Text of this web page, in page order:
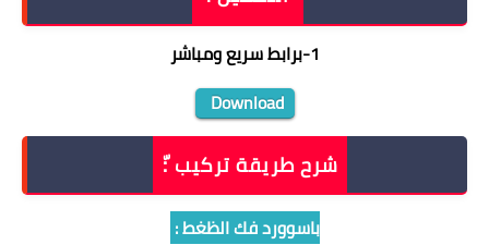
1
-برابط سريع ومباشر
Download
شرح طريقة تركيب :ّ
باسوورد فك الظغط :